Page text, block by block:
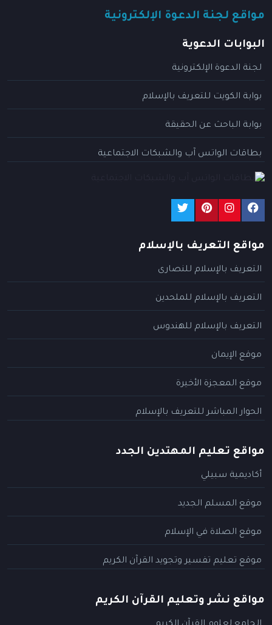
مواقع لجنة الدعوة الإلكترونية
البوابات الدعوية
لجنة الدعوة الإلكترونية
بوابة الكويت للتعريف بالإسلام
بوابة الباحث عن الحقيقة
بطاقات الواتس آب والشبكات الاجتماعية
مواقع التعريف بالإسلام
التعريف بالإسلام للنصارى
التعريف بالإسلام للملحدين
التعريف بالإسلام للهندوس
موقع الإيمان
موقع المعجزة الأخيرة
الحوار المباشر للتعريف بالإسلام
مواقع تعليم المهتدين الجدد
أكاديمية سبيلي
موقع المسلم الجديد
موقع الصلاة في الإسلام
موقع تعليم تفسير وتجويد القرآن الكريم
مواقع نشر وتعليم القرآن الكريم